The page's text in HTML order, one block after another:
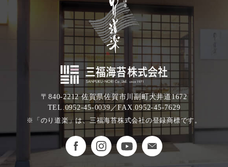
〒840-2212 佐賀県佐賀市川副町犬井道1672
TEL.0952-45-0039／FAX.0952-45-7629
※「のり道楽」は、三福海苔株式会社の登録商標です。